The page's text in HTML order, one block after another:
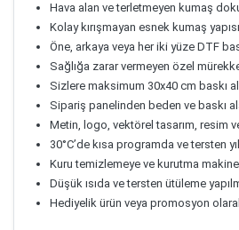
Hava alan ve terletmeyen kumaş
Kolay kırışmayan esnek kumaş
Öne, arkaya veya her iki yüze DTF
Sağlığa zarar vermeyen özel
Sizlere maksimum 30x40 cm baskı
Sipariş panelinden beden ve baskı
Metin, logo, vektörel tasarım, resim
30°C’de kısa programda ve tersten
Kuru temizlemeye ve kurutma
Düşük ısıda ve tersten ütüleme
Hediyelik ürün veya promosyon